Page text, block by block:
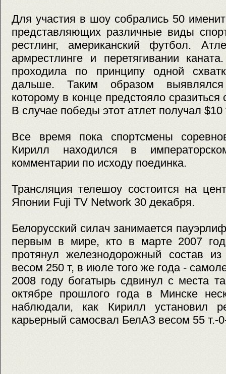
Для участия в шоу собрались 50
представляющих различные виды
рестлинг, американский футбол.
армрестлинге и перетягивании
проходила по принципу одной
дальше. Таким образом
которому в конце предстояло
В случае победы этот атлет получал
Все время пока спортсмены
Кирилл находился в
комментарии по исходу поединка.
Трансляция телешоу состоится на
Японии Fuji TV Network 30 декабря.
Белорусский силач занимается
первым в мире, кто в марте 2007
протянул железнодорожный состав
весом 250 т, в июле того же года -
2008 году богатырь сдвинул с места
октябре прошлого года в Минске
наблюдали, как Кирилл установил
карьерный самосвал БелАЗ весом 55 т.-